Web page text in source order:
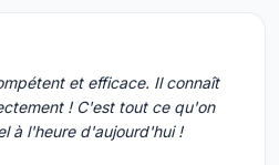
et efficace. Il connaît
! C'est tout ce qu'on
à l'heure d'aujourd'hui !